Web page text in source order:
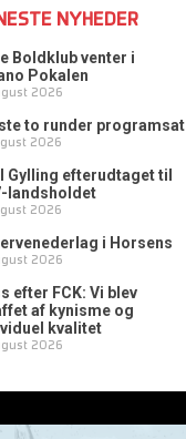
NYHEDER
Boldklub venter i
Pokalen
2026
to runder programsat
2026
Gylling efterudtaget til
landsholdet
2026
i Horsens
2026
efter FCK: Vi blev
af kynisme og
kvalitet
2026